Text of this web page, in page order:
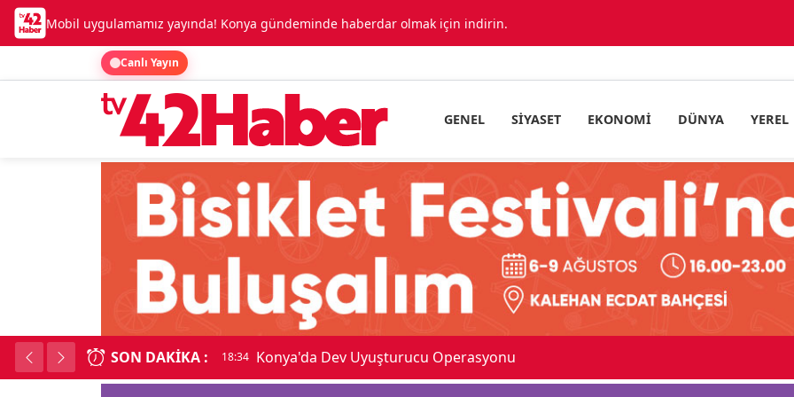
Mobil uygulamamız yayında! Konya gündeminde haberdar olmak için indirin.
Canlı Yayın
GENEL SIYASET EKONOMI DÜNYA YEREL
SON DAKIKA : 18:34 Temmuz Enflasyonu Açıklandı